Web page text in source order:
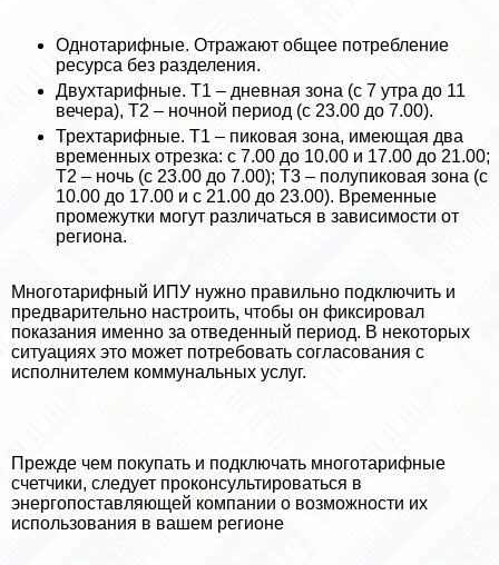
Однотарифные. Отражают общее потрeбление
ресурса без разделения.
Двухтарифные. Т1 – дневная зона (с 7 утра до 11
вечера), Т2 – ночной период (с 23.00 до 7.00).
Трехтарифные. Т1 – пиковая зона, имеющая два
временных отрезка: с 7.00 до 10.00 и 17.00 до 21.00;
Т2 – ночь (с 23.00 до 7.00); Т3 – полупиковая зона (с
10.00 до 17.00 и с 21.00 до 23.00). Временные
промежутки могут различаться в зависимости от
региона.
Многотарифный ИПУ нужно правильно подключить и
предварительно настроить, чтобы он фиксировал
показания именно за отведенный период. В некоторых
ситуациях это может потребовать согласования с
исполнителем коммунальных услуг.
Прежде чем покупать и подключать многотарифные
счетчики, следует проконсультироваться в
энергопоставляющей компании о возможности их
использования в вашем регионе